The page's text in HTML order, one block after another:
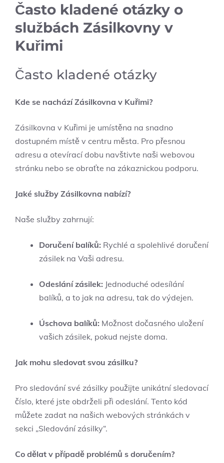
Často kladené otázky o
službách Zásilkovny v
Kuřimi
Často kladené otázky
Kde se nachází Zásilkovna v Kuřimi?
Zásilkovna v Kuřimi je umístěna na snadno
dostupném místě v centru města. Pro přesnou
adresu a otevírací dobu navštivte naši webovou
stránku nebo se obraťte na zákaznickou podporu.
Jaké služby Zásilkovna nabízí?
Naše služby zahrnují:
Doručení balíků: Rychlé a spolehlivé doručení
zásilek na Vaši adresu.
Odeslání zásilek: Jednoduché odesílání
balíků, a to jak na adresu, tak do výdejen.
Úschova balíků: Možnost dočasného uložení
vašich zásilek, pokud nejste doma.
Jak mohu sledovat svou zásilku?
Pro sledování své zásilky použijte unikátní sledovací
číslo, které jste obdrželi při odeslání. Tento kód
můžete zadat na našich webových stránkách v
sekci „Sledování zásilky“.
Co dělat v případě problémů s doručením?